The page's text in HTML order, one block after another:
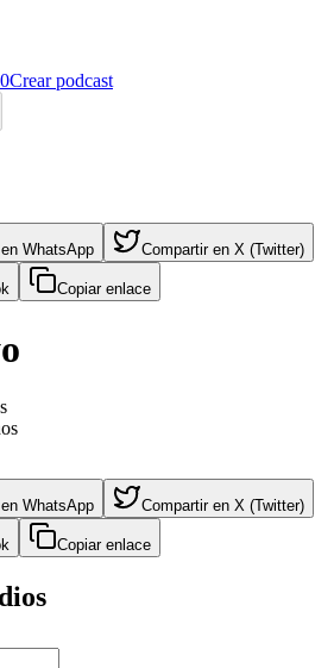
Crear podcast
WhatsApp Compartir en X (Twitter)
Copiar enlace
WhatsApp Compartir en X (Twitter)
Copiar enlace